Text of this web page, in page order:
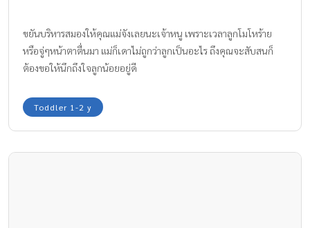
ขยันบริหารสมองให้คุณแม่จังเลยนะเจ้าหนู เพราะเวลาลูกโมโหร้าย
หรือจู่ๆหน้าตาตื่นมา แม่ก็เดาไม่ถูกว่าลูกเป็นอะไร ถึงคุณจะสับสนก็
ต้องขอให้นึกถึงใจลูกน้อยอยู่ดี
Toddler 1-2 y